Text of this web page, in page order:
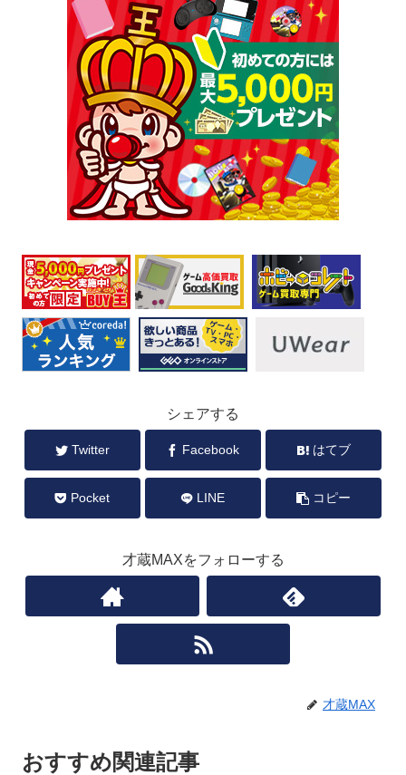
シェアする
Twitter Facebook はてブ
Pocket LINE コピー
才蔵MAXをフォローする
才蔵MAX
おすすめ関連記事